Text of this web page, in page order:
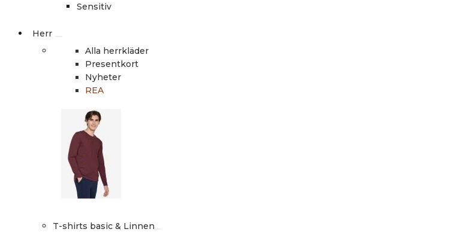
Sensitiv
Herr
Alla herrkläder
Presentkort
Nyheter
REA
T-shirts basic & Linnen